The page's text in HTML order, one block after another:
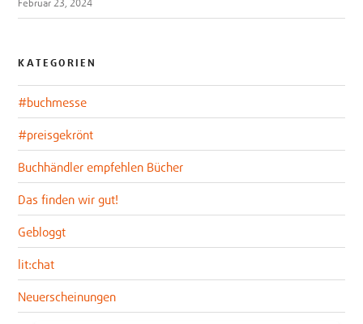
Februar 23, 2024
KATEGORIEN
#buchmesse
#preisgekrönt
Buchhändler empfehlen Bücher
Das finden wir gut!
Gebloggt
lit:chat
Neuerscheinungen